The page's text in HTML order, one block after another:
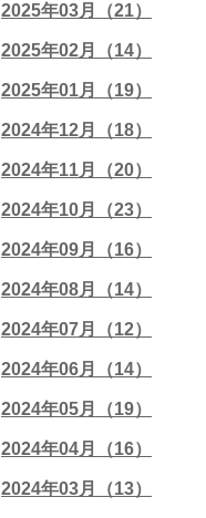
2025年03月（21）
2025年02月（14）
2025年01月（19）
2024年12月（18）
2024年11月（20）
2024年10月（23）
2024年09月（16）
2024年08月（14）
2024年07月（12）
2024年06月（14）
2024年05月（19）
2024年04月（16）
2024年03月（13）